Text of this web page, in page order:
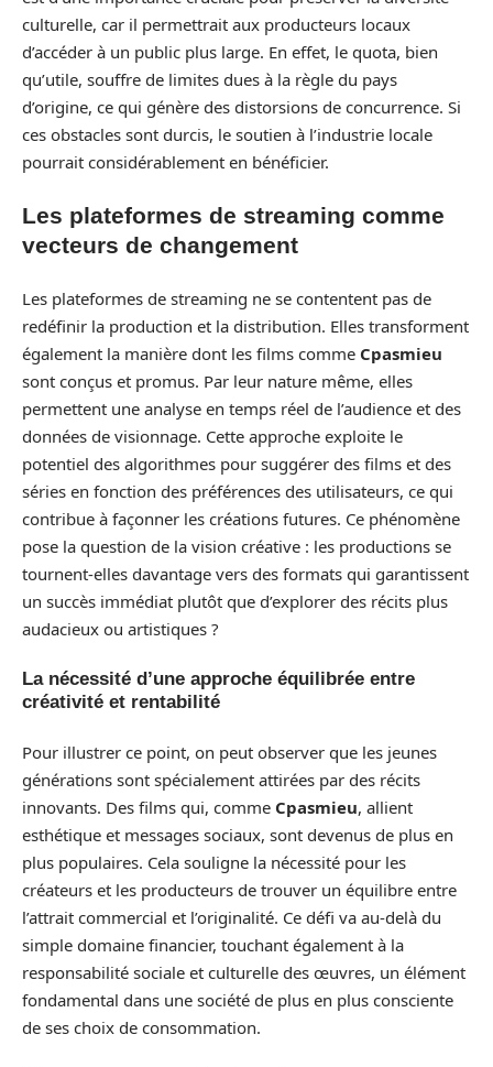
culturelle, car il permettrait aux producteurs locaux
d’accéder à un public plus large. En effet, le quota, bien
qu’utile, souffre de limites dues à la règle du pays
d’origine, ce qui génère des distorsions de concurrence. Si
ces obstacles sont durcis, le soutien à l’industrie locale
pourrait considérablement en bénéficier.
Les plateformes de streaming comme
vecteurs de changement
Les plateformes de streaming ne se contentent pas de
redéfinir la production et la distribution. Elles transforment
également la manière dont les films comme Cpasmieu
sont conçus et promus. Par leur nature même, elles
permettent une analyse en temps réel de l’audience et des
données de visionnage. Cette approche exploite le
potentiel des algorithmes pour suggérer des films et des
séries en fonction des préférences des utilisateurs, ce qui
contribue à façonner les créations futures. Ce phénomène
pose la question de la vision créative : les productions se
tournent-elles davantage vers des formats qui garantissent
un succès immédiat plutôt que d’explorer des récits plus
audacieux ou artistiques ?
La nécessité d’une approche équilibrée entre
créativité et rentabilité
Pour illustrer ce point, on peut observer que les jeunes
générations sont spécialement attirées par des récits
innovants. Des films qui, comme Cpasmieu, allient
esthétique et messages sociaux, sont devenus de plus en
plus populaires. Cela souligne la nécessité pour les
créateurs et les producteurs de trouver un équilibre entre
l’attrait commercial et l’originalité. Ce défi va au-delà du
simple domaine financier, touchant également à la
responsabilité sociale et culturelle des œuvres, un élément
fondamental dans une société de plus en plus consciente
de ses choix de consommation.